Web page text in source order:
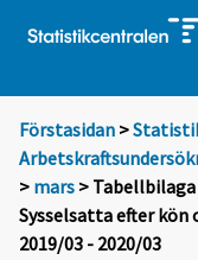
Förstasidan >
> mars > Tabellbilaga
Sysselsatta efter kön
2019/03 - 2020/03